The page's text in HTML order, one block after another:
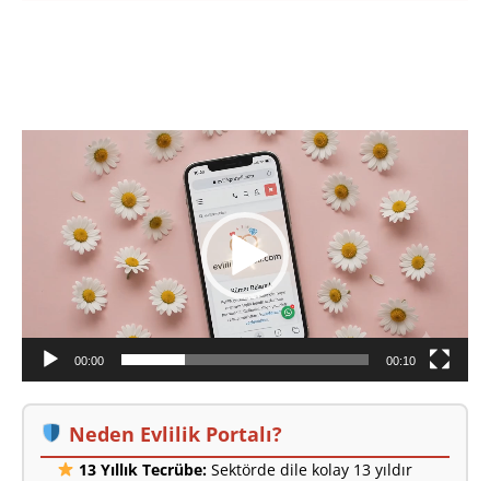
00:00 00:10
Neden Evlilik Portalı?
13 Yıllık Tecrübe:Sektörde dile kolay 13 yıldır